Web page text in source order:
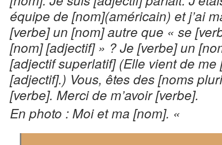
équipe de [nom](américain) et j’ai
[verbe] un [nom] autre que « se
[nom] [adjectif] » ? Je [verbe] un
[adjectif superlatif] (Elle vient de
[adjectif].) Vous, êtes des [noms
[verbe]. Merci de m’avoir [verbe].
En photo : Moi et ma [nom]. «